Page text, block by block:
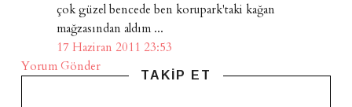
çok güzel bencede ben korupark'taki kağan
mağzasından aldım ...
17 Haziran 2011 23:53
Yorum Gönder
TAKİP ET